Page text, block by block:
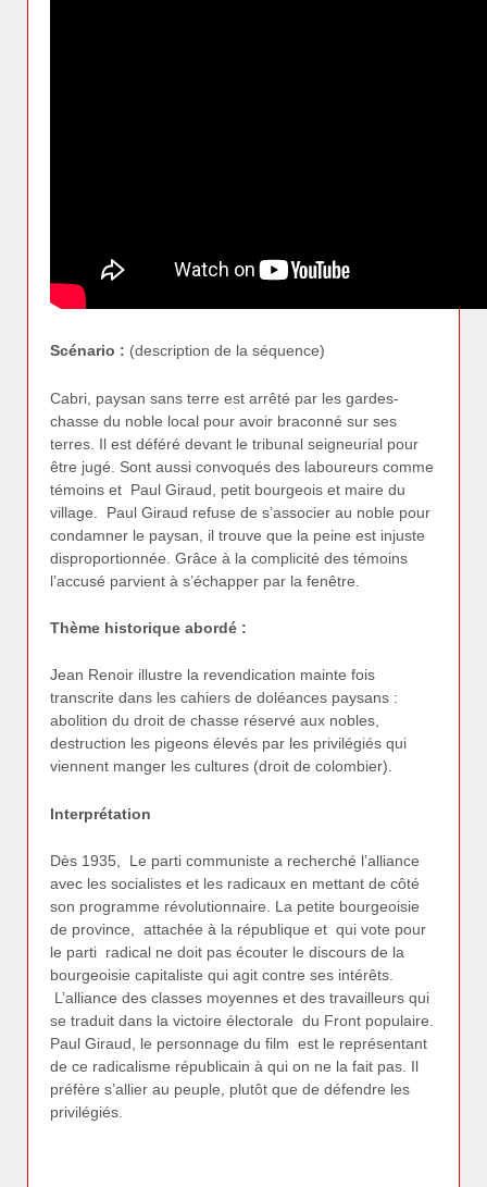
Scénario : (description de la séquence)
Cabri, paysan sans terre est arrêté par les gardes-
chasse du noble local pour avoir braconné sur ses
terres. Il est déféré devant le tribunal seigneurial pour
être jugé. Sont aussi convoqués des laboureurs comme
témoins et Paul Giraud, petit bourgeois et maire du
village. Paul Giraud refuse de s’associer au noble pour
condamner le paysan, il trouve que la peine est injuste
disproportionnée. Grâce à la complicité des témoins
l’accusé parvient à s’échapper par la fenêtre.
Thème historique abordé :
Jean Renoir illustre la revendication mainte fois
transcrite dans les cahiers de doléances paysans :
abolition du droit de chasse réservé aux nobles,
destruction les pigeons élevés par les privilégiés qui
viennent manger les cultures (droit de colombier).
Interprétation
Dès 1935, Le parti communiste a recherché l’alliance
avec les socialistes et les radicaux en mettant de côté
son programme révolutionnaire. La petite bourgeoisie
de province, attachée à la république et qui vote pour
le parti radical ne doit pas écouter le discours de la
bourgeoisie capitaliste qui agit contre ses intérêts.
L’alliance des classes moyennes et des travailleurs qui
se traduit dans la victoire électorale du Front populaire.
Paul Giraud, le personnage du film est le représentant
de ce radicalisme républicain à qui on ne la fait pas. Il
préfère s’allier au peuple, plutôt que de défendre les
privilégiés.